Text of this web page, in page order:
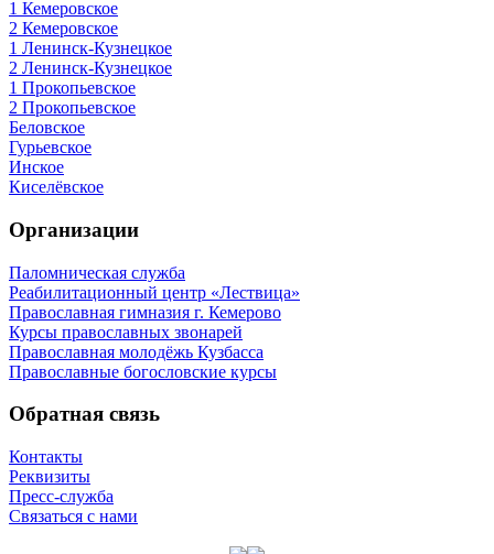
1 Кемеровское
2 Кемеровское
1 Ленинск-Кузнецкое
2 Ленинск-Кузнецкое
1 Прокопьевское
2 Прокопьевское
Беловское
Гурьевское
Инское
Киселёвское
Организации
Паломническая служба
Реабилитационный центр «Лествица»
Православная гимназия г. Кемерово
Курсы православных звонарей
Православная молодёжь Кузбасса
Православные богословские курсы
Обратная связь
Контакты
Реквизиты
Пресс-служба
Связаться с нами